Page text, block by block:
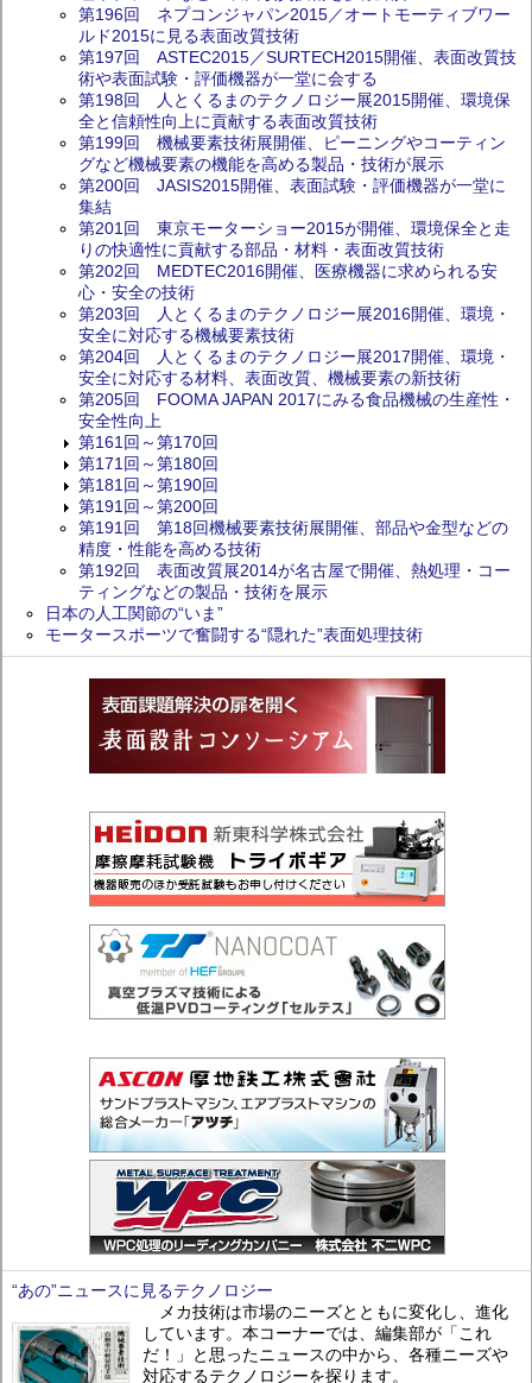
第196回 ネプコンジャパン2015／オートモーティブワー
ルド2015に見る表面改質技術
第197回 ASTEC2015／SURTECH2015開催、表面改質技
術や表面試験・評価機器が一堂に会する
第198回 人とくるまのテクノロジー展2015開催、環境保
全と信頼性向上に貢献する表面改質技術
第199回 機械要素技術展開催、ピーニングやコーティン
グなど機械要素の機能を高める製品・技術が展示
第200回 JASIS2015開催、表面試験・評価機器が一堂に
集結
第201回 東京モーターショー2015が開催、環境保全と走
りの快適性に貢献する部品・材料・表面改質技術
第202回 MEDTEC2016開催、医療機器に求められる安
心・安全の技術
第203回 人とくるまのテクノロジー展2016開催、環境・
安全に対応する機械要素技術
第204回 人とくるまのテクノロジー展2017開催、環境・
安全に対応する材料、表面改質、機械要素の新技術
第205回 FOOMA JAPAN 2017にみる食品機械の生産性・
安全性向上
第161回～第170回
第171回～第180回
第181回～第190回
第191回～第200回
第191回 第18回機械要素技術展開催、部品や金型などの
精度・性能を高める技術
第192回 表面改質展2014が名古屋で開催、熱処理・コー
ティングなどの製品・技術を展示
日本の人工関節の“いま”
モータースポーツで奮闘する“隠れた”表面処理技術
“あの”ニュースに見るテクノロジー
メカ技術は市場のニーズとともに変化し、進化
しています。本コーナーでは、編集部が「これ
だ！」と思ったニュースの中から、各種ニーズや
対応するテクノロジーを探ります。